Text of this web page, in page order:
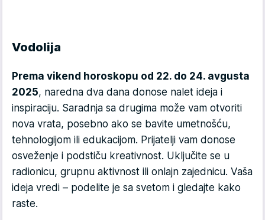
Vodolija
Prema vikend horoskopu od 22. do 24. avgusta
2025, naredna dva dana donose nalet ideja i
inspiraciju. Saradnja sa drugima može vam otvoriti
nova vrata, posebno ako se bavite umetnošću,
tehnologijom ili edukacijom. Prijatelji vam donose
osveženje i podstiču kreativnost. Uključite se u
radionicu, grupnu aktivnost ili onlajn zajednicu. Vaša
ideja vredi – podelite je sa svetom i gledajte kako
raste.